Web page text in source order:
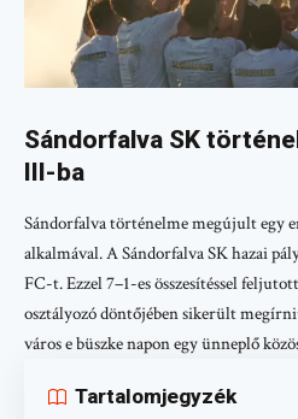
Sándorfalva SK
III-ba
Sándorfalva történelme megújult egy
alkalmával. A Sándorfalva SK hazai
FC-t. Ezzel 7–1-es összesítéssel
osztályozó döntőjében sikerült
város e büszke napon egy ünneplő
Tartalomjegyzék